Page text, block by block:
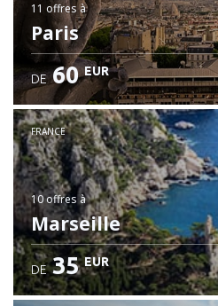
11 offresà
Paris
DE 60 EUR
FRANCE
10 offres à
Marseille
DE 35 EUR